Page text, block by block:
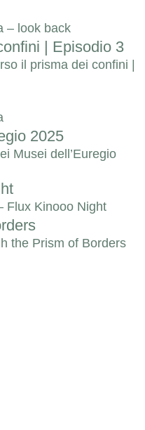
– look back
| Episodio 3
il prisma dei confini |
2025
Musei dell’Euregio
Flux Kinooo Night
the Prism of Borders